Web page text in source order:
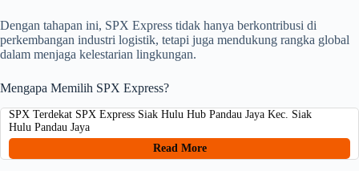
Dengan tahapan ini, SPX Express tidak hanya berkontribusi di
perkembangan industri logistik, tetapi juga mendukung rangka global
dalam menjaga kelestarian lingkungan.
Mengapa Memilih SPX Express?
SPX Terdekat SPX Express Siak Hulu Hub Pandau Jaya Kec. Siak
Hulu Pandau Jaya
Read More